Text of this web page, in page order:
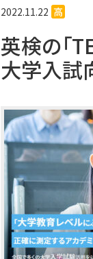
2022.11.22 高
英検の「
大学入試